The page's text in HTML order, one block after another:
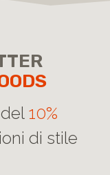
10%
di stile